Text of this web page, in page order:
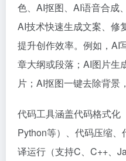
色、AI抠图、AI语音合成
AI技术快速生成文案、修
提升创作效率。例如，AI
章大纲或段落；AI图片生
片；AI抠图一键去除背景
代码工具涵盖代码格式化
Python等）、代码压缩
译运行（支持C、C++、